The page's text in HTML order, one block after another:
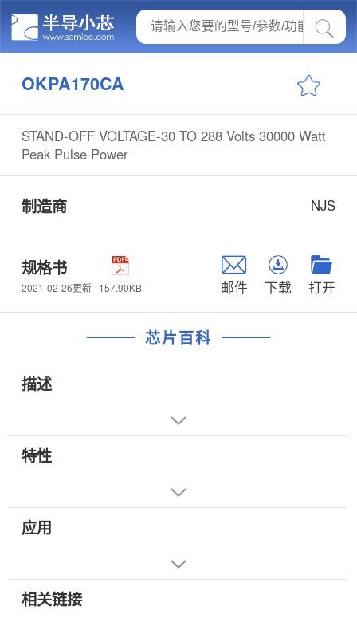
OKPA170CA
STAND-OFF VOLTAGE-30 TO 288 Volts 30000 Watt
Peak Pulse Power
制造商 NJS
规格书
2021-02-26更新 157.90KB 邮件 下载 打开
芯片百科
描述
特性
应用
相关链接